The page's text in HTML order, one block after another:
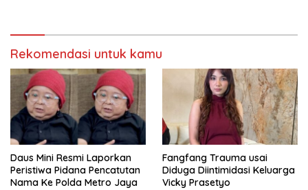
Rekomendasi untuk kamu
Daus Mini Resmi Laporkan
Peristiwa Pidana Pencatutan
Nama Ke Polda Metro Jaya
Fangfang Trauma usai
Diduga Diintimidasi Keluarga
Vicky Prasetyo